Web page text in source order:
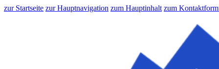
zur Startseite zur Hauptnavigation zum Hauptinhalt zum